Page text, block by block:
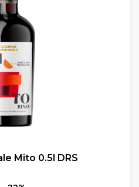
Mito 0.5l DRS